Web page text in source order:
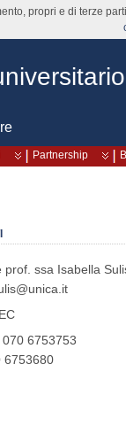
Partnership
prof. ssa Isabella
070 6753753
6753680
propri e di terze